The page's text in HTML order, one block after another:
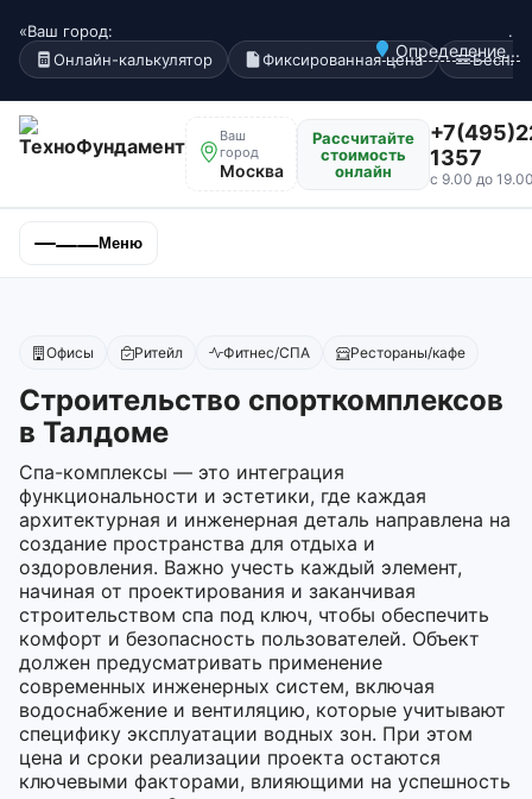
«Ваш город:
Определение...
.
Онлайн-калькулятор
Фиксированная цена
Ваш
город
Москва
Рассчитайте
стоимость
онлайн
1357
с 9.00 до
Меню
Офисы Ритейл Фитнес/СПА Рестораны/кафе
Строительство спорткомплексов
в Талдоме
Спа-комплексы — это интеграция
функциональности и эстетики, где каждая
архитектурная и инженерная деталь направлена на
создание пространства для отдыха и
оздоровления. Важно учесть каждый элемент,
начиная от проектирования и заканчивая
строительством спа под ключ, чтобы обеспечить
комфорт и безопасность пользователей. Объект
должен предусматривать применение
современных инженерных систем, включая
водоснабжение и вентиляцию, которые учитывают
специфику эксплуатации водных зон. При этом
цена и сроки реализации проекта остаются
ключевыми факторами, влияющими на успешность